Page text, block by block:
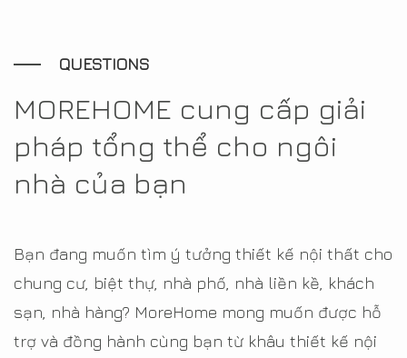
QUESTIONS
MOREHOME cung cấp giải
pháp tổng thể cho ngôi
nhà của bạn
Bạn đang muốn tìm ý tưởng thiết kế nội thất cho
chung cư, biệt thự, nhà phố, nhà liền kề, khách
sạn, nhà hàng? MoreHome mong muốn được hỗ
trợ và đồng hành cùng bạn từ khâu thiết kế nội